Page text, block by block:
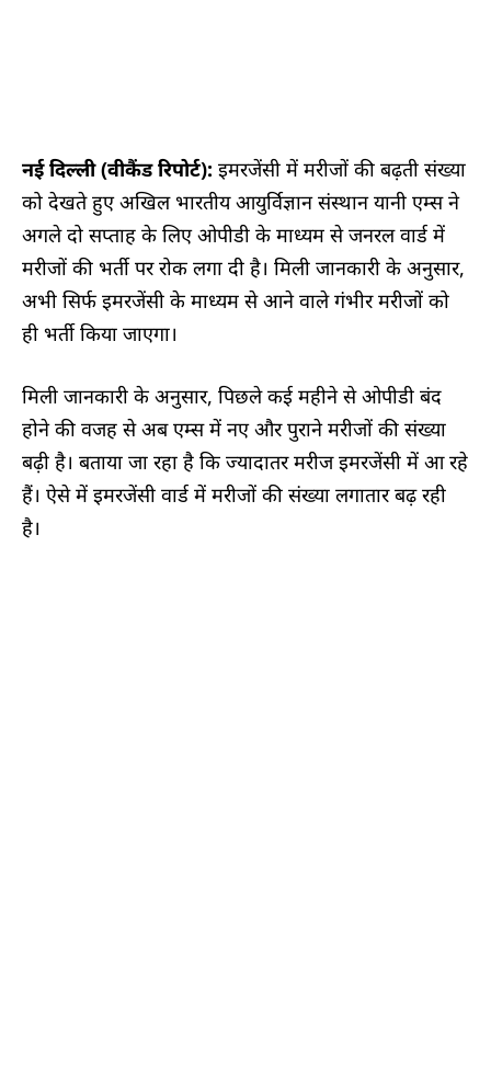
नई दिल्ली (वीकैंड रिपोर्ट): इमरजेंसी में मरीजों की बढ़ती संख्या
को देखते हुए अखिल भारतीय आयुर्विज्ञान संस्थान यानी एम्स ने
अगले दो सप्ताह के लिए ओपीडी के माध्यम से जनरल वार्ड में
मरीजों की भर्ती पर रोक लगा दी है। मिली जानकारी के अनुसार,
अभी सिर्फ इमरजेंसी के माध्यम से आने वाले गंभीर मरीजों को
ही भर्ती किया जाएगा।
मिली जानकारी के अनुसार, पिछले कई महीने से ओपीडी बंद
होने की वजह से अब एम्स में नए और पुराने मरीजों की संख्या
बढ़ी है। बताया जा रहा है कि ज्यादातर मरीज इमरजेंसी में आ रहे
हैं। ऐसे में इमरजेंसी वार्ड में मरीजों की संख्या लगातार बढ़ रही
है।